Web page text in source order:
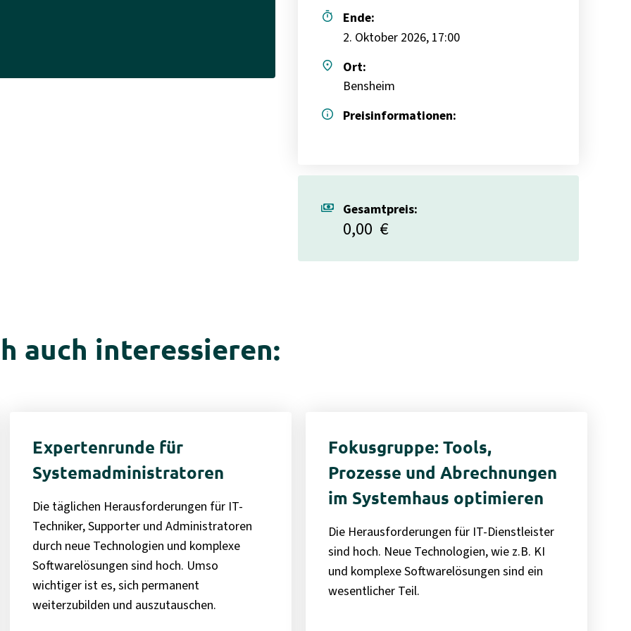
timer
Ende:
2. Oktober 2026, 17:00
place
Ort:
Bensheim
info
Preisinformationen:
payments Gesamtpreis:
0,00 €
auch interessieren:
Expertenrunde für
Systemadministratoren
Die täglichen Herausforderungen für IT-
Techniker, Supporter und Administratoren
durch neue Technologien und komplexe
Softwarelösungen sind hoch. Umso
wichtiger ist es, sich permanent
weiterzubilden und auszutauschen.
Fokusgruppe: Tools,
Prozesse und Abrechnungen
im Systemhaus optimieren
Die Herausforderungen für IT-Dienstleister
sind hoch. Neue Technologien, wie z.B. KI
und komplexe Softwarelösungen sind ein
wesentlicher Teil.